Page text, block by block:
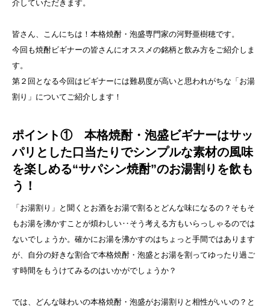
介していただきます。
皆さん、こんにちは！本格焼酎・泡盛専門家の河野亜樹穂です。
今回も焼酎ビギナーの皆さんにオススメの銘柄と飲み方をご紹介しま
す。
第２回となる今回はビギナーには難易度が高いと思われがちな「お湯
割り」についてご紹介します！
ポイント① 本格焼酎・泡盛ビギナーはサッ
パリとした口当たりでシンプルな素材の風味
を楽しめる“サパシン焼酎”のお湯割りを飲も
う！
「お湯割り」と聞くとお酒をお湯で割るとどんな味になるの？そもそ
もお湯を沸かすことが煩わしい‥そう考える方もいらっしゃるのでは
ないでしょうか。確かにお湯を沸かすのはちょっと手間ではあります
が、自分の好きな割合で本格焼酎・泡盛とお湯を割ってゆったり過ご
す時間をもうけてみるのはいかがでしょうか？
では、どんな味わいの本格焼酎・泡盛がお湯割りと相性がいいの？と